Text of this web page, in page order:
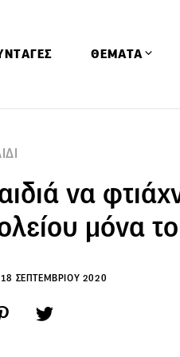
ΘΕΜΑΤΑ
Ειδήσεις
Έρευνες
να
μόνα
18 ΣΕΠΤΕΜΒΡΙΟΥ 2020